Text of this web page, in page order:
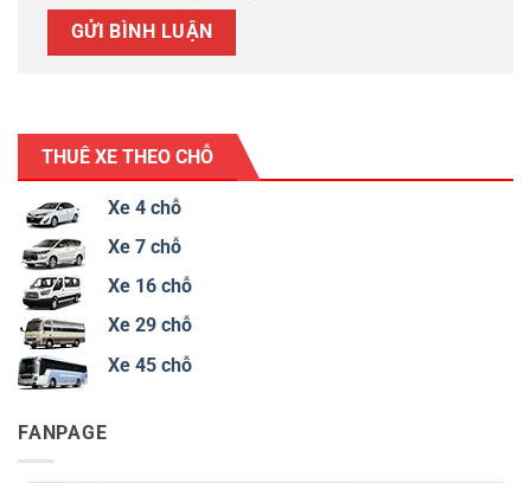
THUÊ XE THEO CHỖ
Xe 4 chỗ
Xe 7 chỗ
Xe 16 chỗ
Xe 29 chỗ
Xe 45 chỗ
FANPAGE